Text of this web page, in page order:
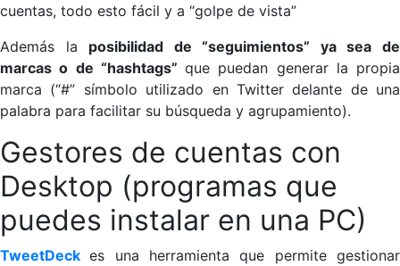
cuentas, todo esto fácil y a “golpe de vista”
Además la posibilidad de “seguimientos” ya sea de
marcas o de “hashtags” que puedan generar la propia
marca (“#” símbolo utilizado en Twitter delante de una
palabra para facilitar su búsqueda y agrupamiento).
Gestores de cuentas con
Desktop (programas que
puedes instalar en una PC)
TweetDeck es una herramienta que permite gestionar